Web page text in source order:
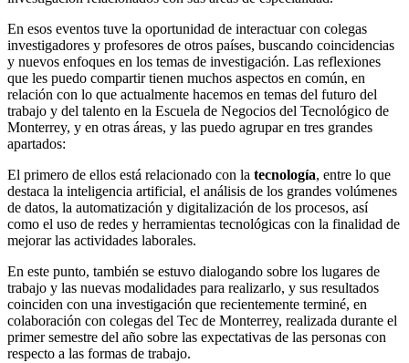
En esos eventos tuve la oportunidad de interactuar con colegas
investigadores y profesores de otros países, buscando coincidencias
y nuevos enfoques en los temas de investigación. Las reflexiones
que les puedo compartir tienen muchos aspectos en común, en
relación con lo que actualmente hacemos en temas del futuro del
trabajo y del talento en la Escuela de Negocios del Tecnológico de
Monterrey, y en otras áreas, y las puedo agrupar en tres grandes
apartados:
El primero de ellos está relacionado con la tecnología, entre lo que
destaca la inteligencia artificial, el análisis de los grandes volúmenes
de datos, la automatización y digitalización de los procesos, así
como el uso de redes y herramientas tecnológicas con la finalidad de
mejorar las actividades laborales.
En este punto, también se estuvo dialogando sobre los lugares de
trabajo y las nuevas modalidades para realizarlo, y sus resultados
coinciden con una investigación que recientemente terminé, en
colaboración con colegas del Tec de Monterrey, realizada durante el
primer semestre del año sobre las expectativas de las personas con
respecto a las formas de trabajo.